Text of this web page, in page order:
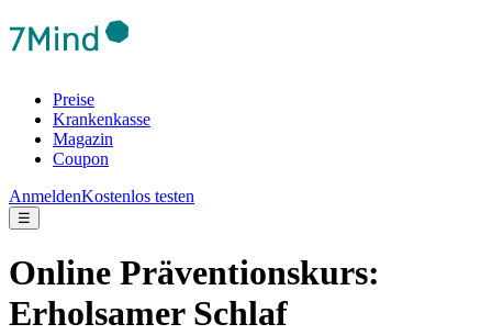
Preise
Krankenkasse
Magazin
Coupon
AnmeldenKostenlos testen
☰
Online Präventionskurs:
Erholsamer Schlaf